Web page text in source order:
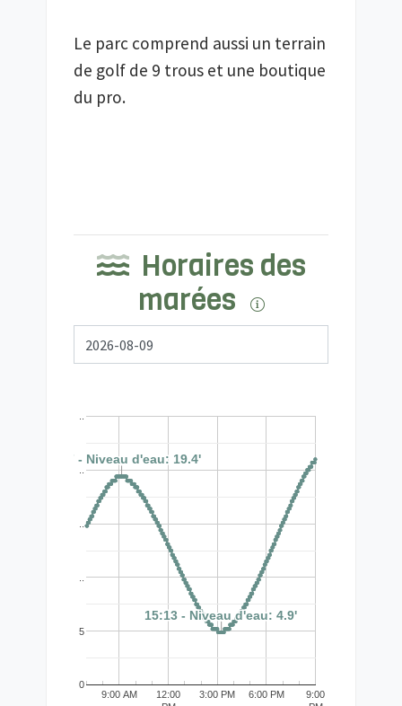
Le parc comprend aussi un terrain
de golf de 9 trous et une boutique
du pro.
Horaires des
marées
9:00 AM
12:00
3:00 PM 6:00 PM
9:00
0
5
09:07 - Niveau d'eau: 19.4'
09:07 - Niveau d'eau: 19.4'
15:13 - Niveau d'eau: 4.9'
15:13 - Niveau d'eau: 4.9'